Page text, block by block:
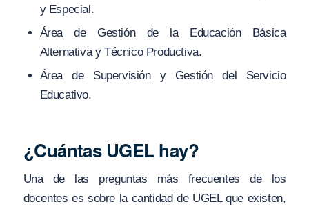
y Especial.
Área de Gestión de la Educación Básica
Alternativa y Técnico Productiva.
Área de Supervisión y Gestión del Servicio
Educativo.
¿Cuántas UGEL hay?
Una de las preguntas más frecuentes de los
docentes es sobre la cantidad de UGEL que existen,